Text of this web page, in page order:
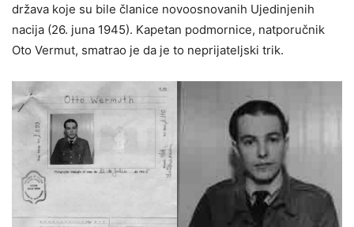
država koje su bile članice novoosnovanih Ujedinjenih
nacija (26. juna 1945). Kapetan podmornice, natporučnik
Oto Vermut, smatrao je da je to neprijateljski trik.